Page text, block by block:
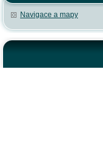
Navigace a mapy